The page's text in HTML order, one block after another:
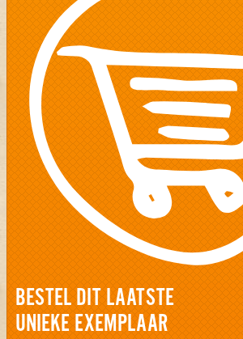
BESTEL DIT LAATSTE
UNIEKE EXEMPLAAR